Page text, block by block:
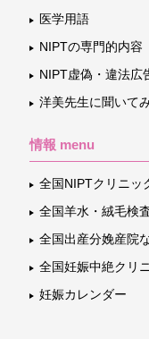
医学用語
NIPTの専門的内容
NIPT虚偽・違法広
洋美先生に聞いて
情報 menu
全国NIPTクリニッ
全国羊水・絨毛検
全国出産分娩産院
全国妊娠中絶クリ
妊娠カレンダー